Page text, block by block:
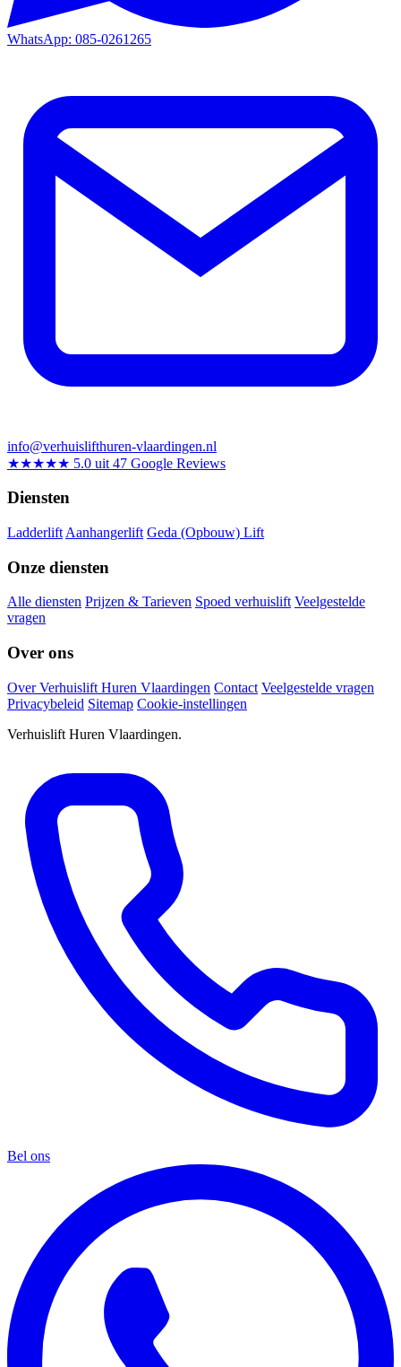
WhatsApp: 085-0261265
info@verhuislifthuren-vlaardingen.nl
★★★★★ 5.0 uit 47 Google Reviews
Diensten
Ladderlift Aanhangerlift Geda (Opbouw) Lift
Onze diensten
Alle diensten Prijzen & Tarieven Spoed verhuislift Veelgestelde
vragen
Over ons
Over Verhuislift Huren Vlaardingen Contact Veelgestelde vragen
Privacybeleid Sitemap Cookie-instellingen
Verhuislift Huren Vlaardingen.
Bel ons